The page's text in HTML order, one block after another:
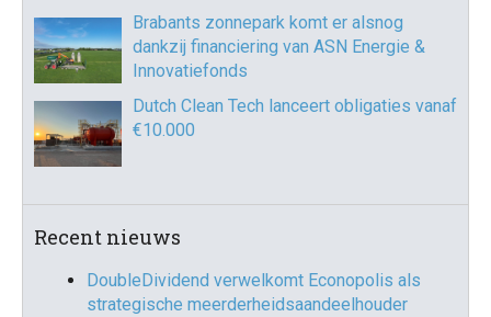
Brabants zonnepark komt er alsnog
dankzij financiering van ASN Energie &
Innovatiefonds
Dutch Clean Tech lanceert obligaties vanaf
€10.000
Recent nieuws
DoubleDividend verwelkomt Econopolis als
strategische meerderheidsaandeelhouder